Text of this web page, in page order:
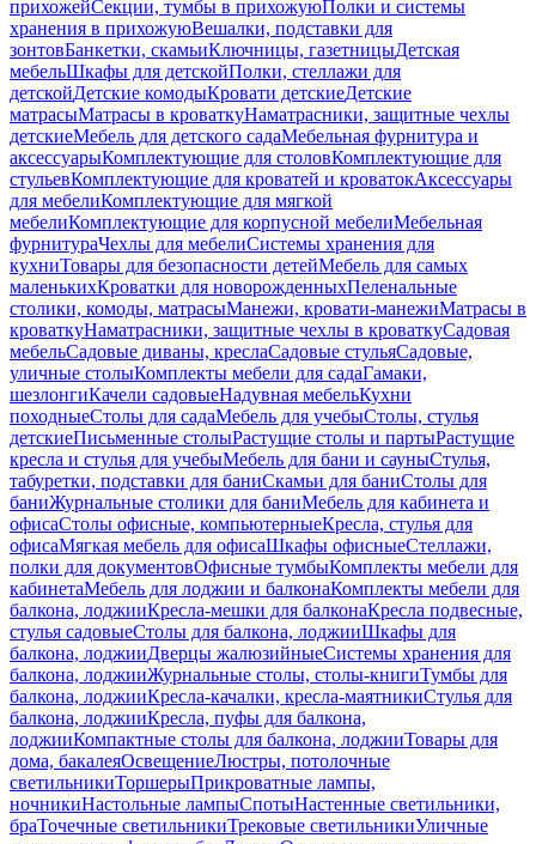
прихожейСекции, тумбы в прихожуюПолки и системы
хранения в прихожуюВешалки, подставки для
зонтовБанкетки, скамьиКлючницы, газетницыДетская
мебельШкафы для детскойПолки, стеллажи для
детскойДетские комодыКровати детскиеДетские
матрасыМатрасы в кроваткуНаматрасники, защитные чехлы
детскиеМебель для детского садаМебельная фурнитура и
аксессуарыКомплектующие для столовКомплектующие для
стульевКомплектующие для кроватей и кроватокАксессуары
для мебелиКомплектующие для мягкой
мебелиКомплектующие для корпусной мебелиМебельная
фурнитураЧехлы для мебелиСистемы хранения для
кухниТовары для безопасности детейМебель для самых
маленькихКроватки для новорожденныхПеленальные
столики, комоды, матрасыМанежи, кровати-манежиМатрасы в
кроваткуНаматрасники, защитные чехлы в кроваткуСадовая
мебельСадовые диваны, креслаСадовые стульяСадовые,
уличные столыКомплекты мебели для садаГамаки,
шезлонгиКачели садовыеНадувная мебельКухни
походныеСтолы для садаМебель для учебыСтолы, стулья
детскиеПисьменные столыРастущие столы и партыРастущие
кресла и стулья для учебыМебель для бани и сауныСтулья,
табуретки, подставки для баниСкамьи для баниСтолы для
баниЖурнальные столики для баниМебель для кабинета и
офисаСтолы офисные, компьютерныеКресла, стулья для
офисаМягкая мебель для офисаШкафы офисныеСтеллажи,
полки для документовОфисные тумбыКомплекты мебели для
кабинетаМебель для лоджии и балконаКомплекты мебели для
балкона, лоджииКресла-мешки для балконаКресла подвесные,
стулья садовыеСтолы для балкона, лоджииШкафы для
балкона, лоджииДверцы жалюзийныеСистемы хранения для
балкона, лоджииЖурнальные столы, столы-книгиТумбы для
балкона, лоджииКресла-качалки, кресла-маятникиСтулья для
балкона, лоджииКресла, пуфы для балкона,
лоджииКомпактные столы для балкона, лоджииТовары для
дома, бакалеяОсвещениеЛюстры, потолочные
светильникиТоршерыПрикроватные лампы,
ночникиНастольные лампыСпотыНастенные светильники,
браТочечные светильникиТрековые светильникиУличные